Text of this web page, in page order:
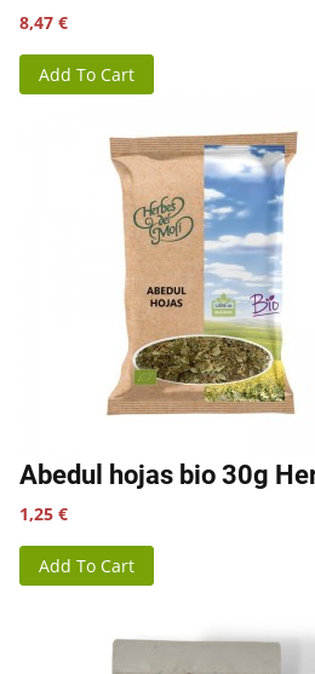
Precio
8,47 €
Add To Cart
Abedul hojas bio 30g
Precio
1,25 €
Add To Cart